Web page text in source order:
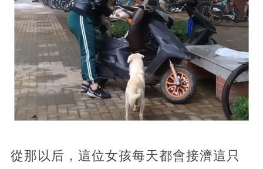
從那以后，這位女孩每天都會接濟這只